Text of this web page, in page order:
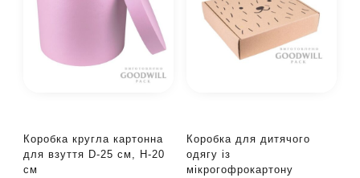
Коробка кругла картонна
для взуття D-25 см, H-20
см
Коробка для дитячого
одягу із
мікрогофрокартону